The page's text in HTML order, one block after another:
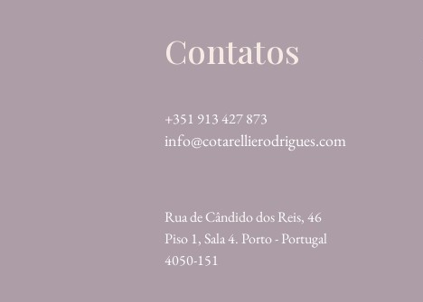
Contatos
+351 913 427 873
info@cotarellierodrigues.com
Rua de Cândido dos Reis, 46
Piso 1, Sala 4. Porto - Portugal
4050-151